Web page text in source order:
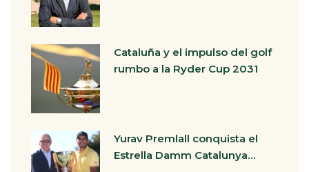
Cataluña y el impulso del golf
rumbo a la Ryder Cup 2031
Yurav Premlall conquista el
Estrella Damm Catalunya…